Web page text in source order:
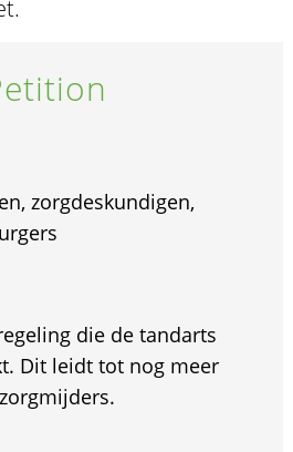
zorgdeskundigen,
die de tandarts
Dit leidt tot nog meer